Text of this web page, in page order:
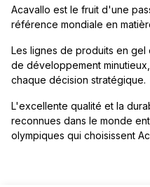
Acavallo est le fruit d'une
référence mondiale en
Les lignes de produits en
de développement
chaque décision stratégique.
L'excellente qualité et la
reconnues dans le monde
olympiques qui choisissent